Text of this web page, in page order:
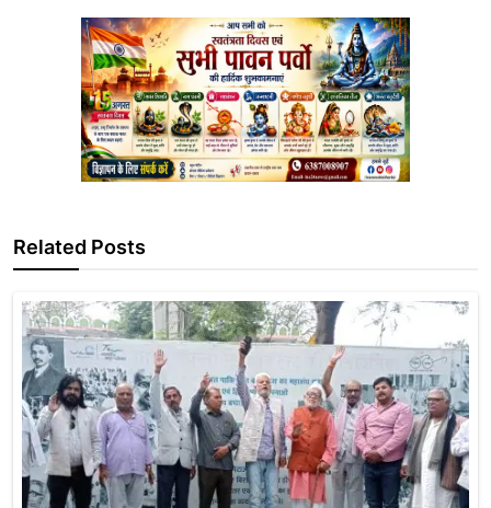
Related Posts